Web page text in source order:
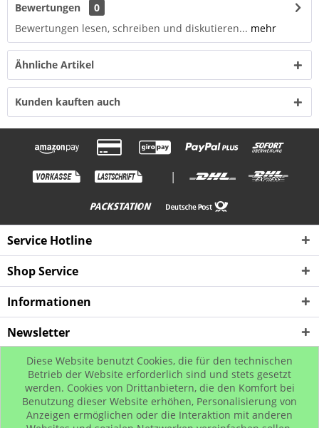
Bewertungen
0
Bewertungen lesen, schreiben und diskutieren... mehr
Ähnliche Artikel
Kunden kauften auch
|
Service Hotline
Shop Service
Informationen
Newsletter
* Alle Preise inkl. gesetzl. Mehrwertsteuer zzgl. Versandkosten, wenn nicht
anders beschrieben
© www.urban-street-shop.com
Diese Website benutzt Cookies, die für den technischen
Betrieb der Website erforderlich sind und stets gesetzt
werden. Cookies von Drittanbietern, die den Komfort bei
Benutzung dieser Website erhöhen, Personalisierung von
Anzeigen ermöglichen oder die Interaktion mit anderen